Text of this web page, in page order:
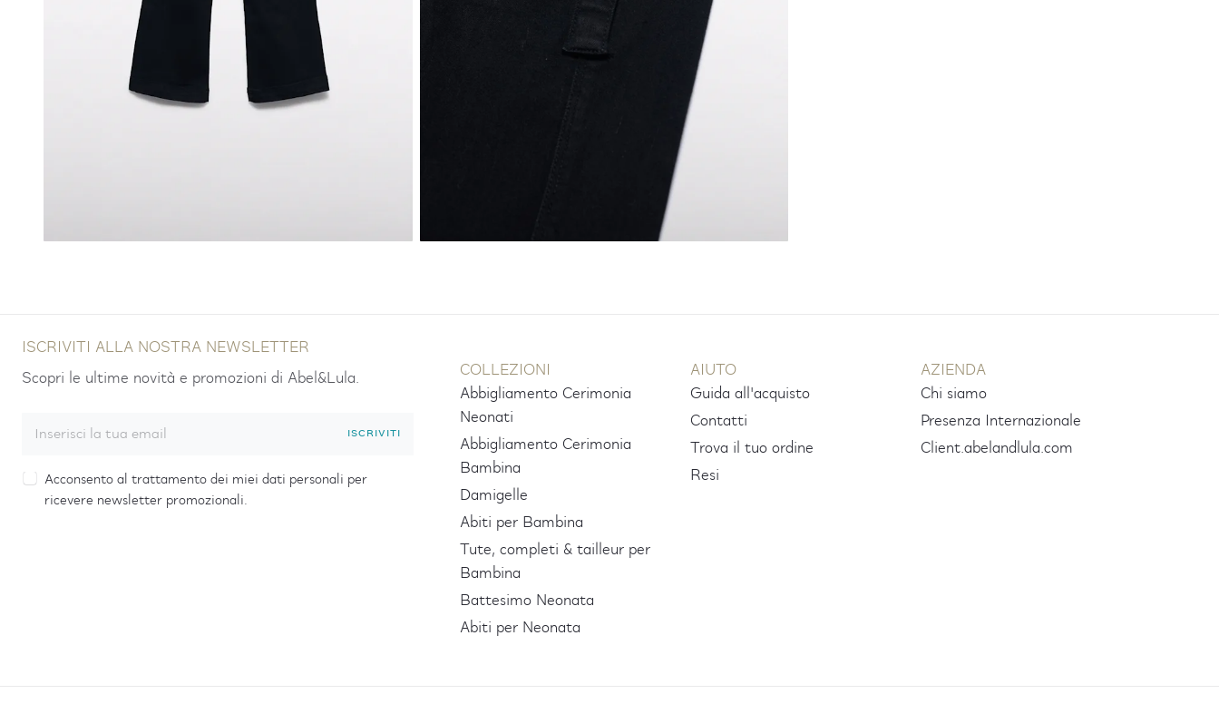
ISCRIVITI ALLA NOSTRA NEWSLETTER
Scopri le ultime novità e promozioni di Abel&Lula.
ISCRIVITI
Acconsento al trattamento dei miei dati personali per
ricevere newsletter promozionali.
COLLEZIONI
Abbigliamento Cerimonia
Neonati
Abbigliamento Cerimonia
Bambina
Damigelle
Abiti per Bambina
Tute, completi & tailleur per
Bambina
Battesimo Neonata
Abiti per Neonata
AIUTO
Guida all'acquisto
Contatti
Trova il tuo ordine
Resi
AZIENDA
Chi siamo
Presenza Internazionale
Client.abelandlula.com